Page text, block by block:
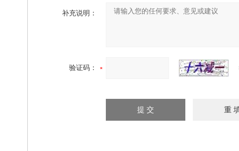
补充说明：
验证码：